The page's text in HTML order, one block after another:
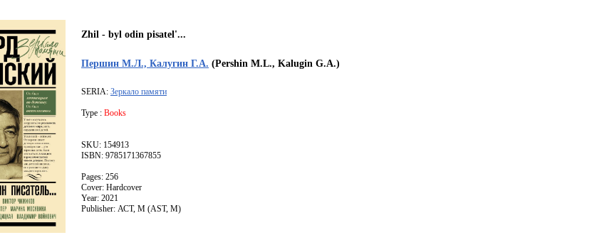
Zhil - byl odin pisatel'...
Першин М.Л., Калугин Г.А. (Pershin M.L., Kalugin G.A.)
SERIA: Зеркало памяти
Type : Books
SKU: 154913
ISBN: 9785171367855
Pages: 256
Cover: Hardcover
Year: 2021
Publisher: АСТ, М (AST, M)